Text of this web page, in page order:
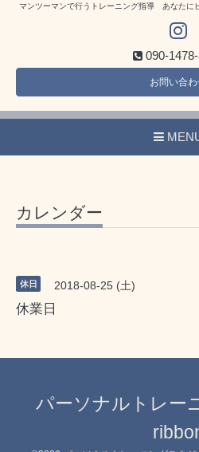
マンツーマンで行うトレーニング指導 あなたに
090-
お問い合
カレンダー
休日 2018-08-25 (土)
休業日
パーソナルトレー